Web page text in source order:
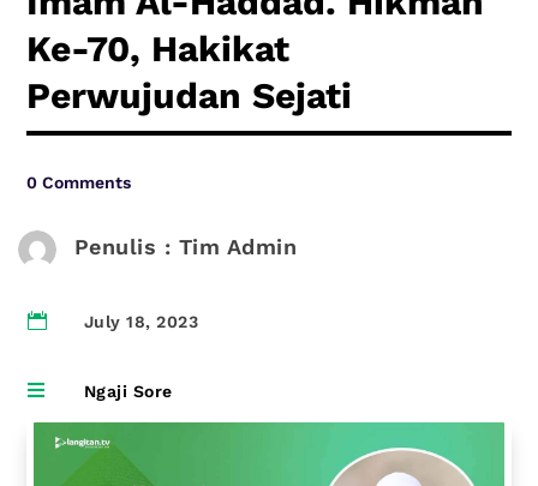
Ke-70, Hakikat
Perwujudan Sejati
0 Comments
Penulis : Tim Admin
 July 18, 2023
 Ngaji Sore